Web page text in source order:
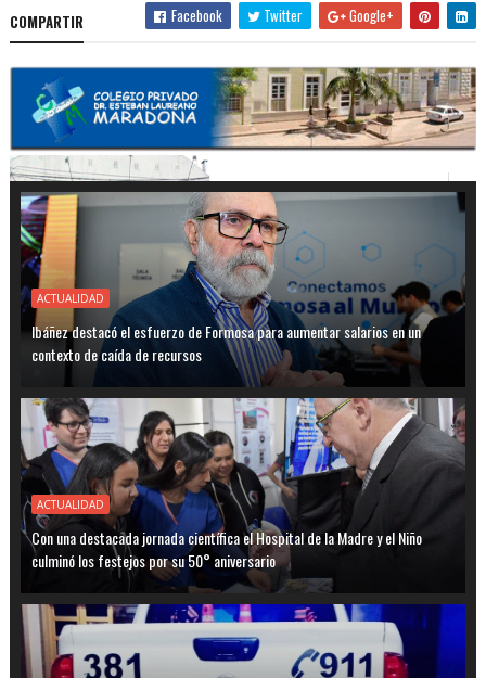
COMPARTIR Facebook Twitter Google+
ACTUALIDAD
Ibáñez destacó el esfuerzo de Formosa para aumentar salarios en un
contexto de caída de recursos
ACTUALIDAD
Con una destacada jornada científica el Hospital de la Madre y el Niño
culminó los festejos por su 50° aniversario